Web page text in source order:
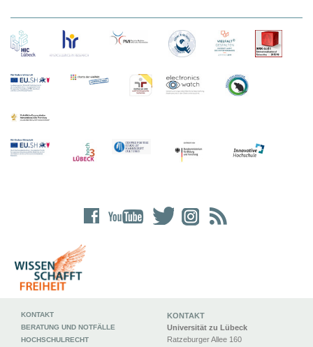
KONTAKT
Universität zu Lübeck
Ratzeburger Allee 160
KONTAKT
BERATUNG UND NOTFÄLLE
HOCHSCHULRECHT